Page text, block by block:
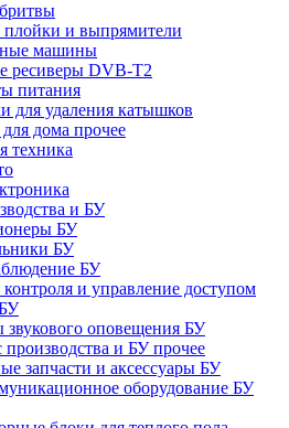
и выпрямители
машины
ресиверы DVB-T2
питания
для удаления катышков
дома прочее
техника
и БУ
БУ
БУ
БУ
и управление доступом
звукового оповещения БУ
производства и БУ прочее
запчасти и аксессуары БУ
оборудование БУ